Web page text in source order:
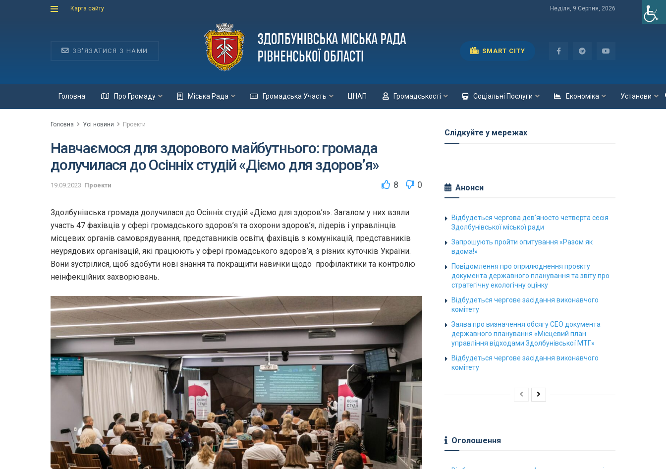
Карта сайту Неділя, 9 Серпня, 2026
ЗВ'ЯЗАТИСЯ З НАМИ SMART CITY
Головна Про Громаду Міська Рада Громадська Участь ЦНАП Громадськості Соціальні Послуги Економіка Установи
Головна Усі новини Проекти
Навчаємося для здорового майбутнього: громада
долучилася до Осінніх студій «Діємо для здоров’я»
19.09.2023 Проекти 8 0
Здолбунівська громада долучилася до Осінніх студій «Діємо для здоров’я». Загалом у них взяли
участь 47 фахівців у сфері громадського здоров’я та охорони здоров’я, лідерів і управлінців
місцевих органів самоврядування, представників освіти, фахівців з комунікацій, представників
неурядових організацій, які працюють у сфері громадського здоров’я, з різних куточків України.
Вони зустрілися, щоб здобути нові знання та покращити навички щодо профілактики та контролю
неінфекційних захворювань.
Слідкуйте у мережах
Анонси
Відбудеться чергова дев’яносто четверта сесія
Здолбунівської міської ради
Запрошують пройти опитування «Разом як
вдома!»
Повідомлення про оприлюднення проєкту
документа державного планування та звіту про
стратегічну екологічну оцінку
Відбудеться чергове засідання виконавчого
комітету
Заява про визначення обсягу СЕО документа
державного планування «Місцевий план
управління відходами Здолбунівської МТГ»
Відбудеться чергове засідання виконавчого
комітету
Оголошення